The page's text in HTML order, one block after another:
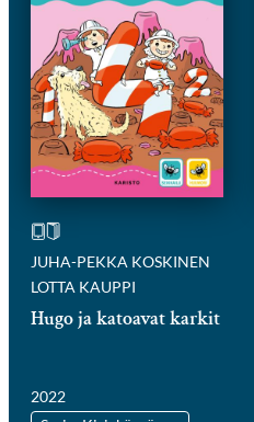
JUHA-PEKKA KOSKINEN
LOTTA KAUPPI
Hugo ja katoavat karkit
2022